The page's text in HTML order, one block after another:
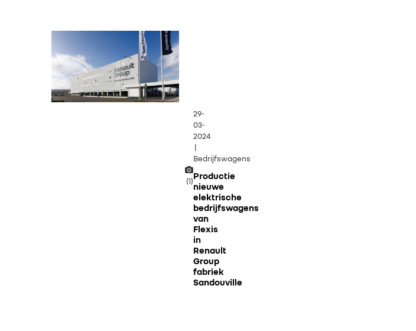
29-
03-
2024
|
Bedrijfswagens
(1)
Productie
nieuwe
elektrische
bedrijfswagens
van
Flexis
in
Renault
Group
fabriek
Sandouville